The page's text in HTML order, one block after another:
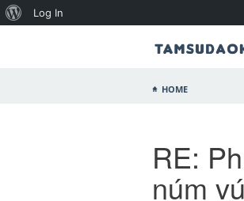
Home
RE:
núm
Log In